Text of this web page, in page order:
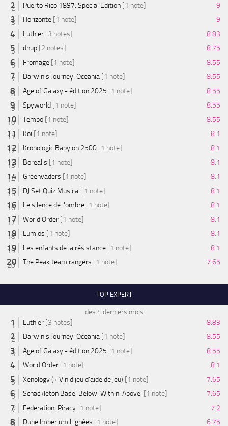
Puerto Rico 1897: Special Edition [1 note]
9
Horizonte [1 note]
9
Luthier [3 notes]
8.83
dnup [2 notes]
8.75
Fromage [1 note]
8.55
Darwin's Journey: Oceania [1 note]
8.55
Age of Galaxy - édition 2025 [1 note]
8.55
Spyworld [1 note]
8.55
Tembo [1 note]
8.55
Koi [1 note]
8.1
Kronologic Babylon 2500 [1 note]
8.1
Borealis [1 note]
8.1
Greenvaders [1 note]
8.1
DJ Set Quiz Musical [1 note]
8.1
Le silence de l'ombre [1 note]
8.1
World Order [1 note]
8.1
Lumios [1 note]
8.1
Les enfants de la résistance [1 note]
8.1
The Peak team rangers [1 note] 7.65
TOP EXPERT
des 4 derniers mois
Luthier [3 notes]
8.83
Darwin's Journey: Oceania [1 note]
8.55
Age of Galaxy - édition 2025 [1 note]
8.55
World Order [1 note]
8.1
Xenology (+ Vin d'jeu d'aide de jeu) [1 note]
7.65
Schackleton Base: Below. Within. Above. [1 note]
7.65
Federation: Piracy [1 note]
7.2
Dune Imperium Lignées [1 note] 6.75